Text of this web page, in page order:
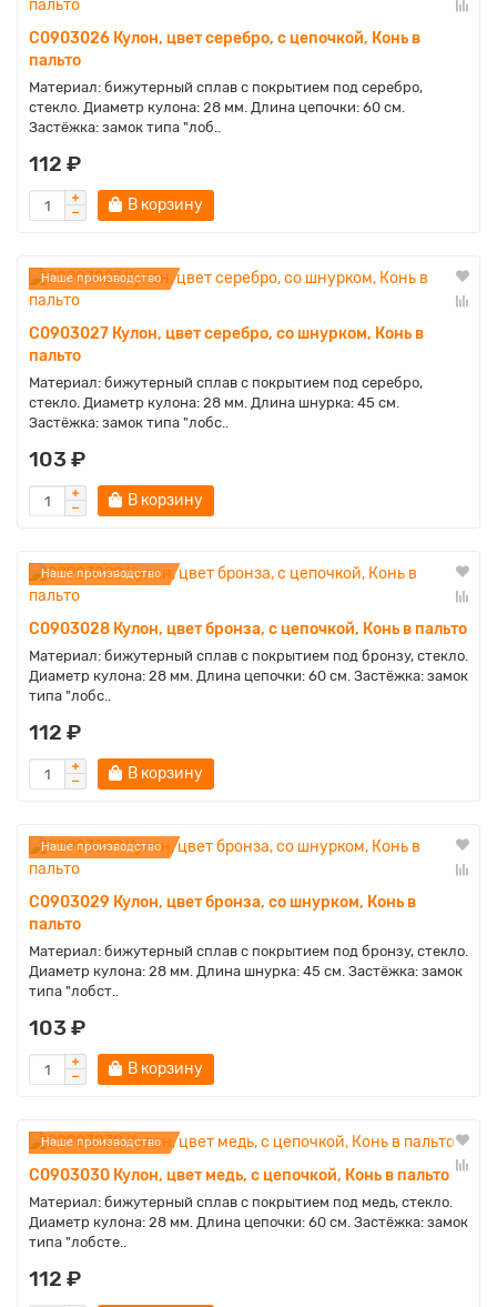
C0903026 Кулон, цвет серебро, с цепочкой, Конь в
пальто
Материал: бижутерный сплав с покрытием под серебро,
стекло. Диаметр кулона: 28 мм. Длина цепочки: 60 см.
Застёжка: замок типа "лоб..
112 ₽
В корзину
Наше производство
C0903027 Кулон, цвет серебро, со шнурком, Конь в
пальто
Материал: бижутерный сплав с покрытием под серебро,
стекло. Диаметр кулона: 28 мм. Длина шнурка: 45 см.
Застёжка: замок типа "лобс..
103 ₽
В корзину
Наше производство
C0903028 Кулон, цвет бронза, с цепочкой, Конь в пальто
Материал: бижутерный сплав с покрытием под бронзу, стекло.
Диаметр кулона: 28 мм. Длина цепочки: 60 см. Застёжка: замок
типа "лобс..
112 ₽
В корзину
Наше производство
C0903029 Кулон, цвет бронза, со шнурком, Конь в
пальто
Материал: бижутерный сплав с покрытием под бронзу, стекло.
Диаметр кулона: 28 мм. Длина шнурка: 45 см. Застёжка: замок
типа "лобст..
103 ₽
В корзину
Наше производство
C0903030 Кулон, цвет медь, с цепочкой, Конь в пальто
Материал: бижутерный сплав с покрытием под медь, стекло.
Диаметр кулона: 28 мм. Длина цепочки: 60 см. Застёжка: замок
типа "лобсте..
112 ₽